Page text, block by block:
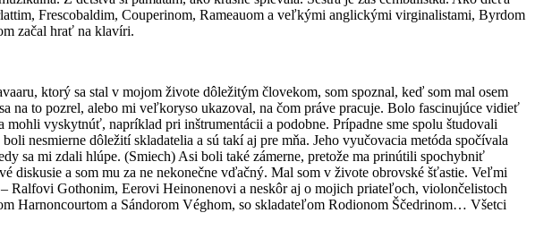
Frescobaldim, Couperinom, Rameauom a veľkými anglickými virginalistami, Byrdom
začal hrať na klavíri.
ktorý sa stal v mojom živote dôležitým človekom, som spoznal, keď som mal osem
na to pozrel, alebo mi veľkoryso ukazoval, na čom práve pracuje. Bolo fascinujúce vidieť
vyskytnúť, napríklad pri inštrumentácii a podobne. Prípadne sme spolu študovali
nesmierne dôležití skladatelia a sú takí aj pre mňa. Jeho vyučovacia metóda spočívala
sa mi zdali hlúpe. (Smiech) Asi boli také zámerne, pretože ma prinútili spochybniť
diskusie a som mu za ne nekonečne vďačný. Mal som v živote obrovské šťastie. Veľmi
Ralfovi Gothonim, Eerovi Heinonenovi a neskôr aj o mojich priateľoch, violončelistoch
Harnoncourtom a Sándorom Véghom, so skladateľom Rodionom Ščedrinom… Všetci